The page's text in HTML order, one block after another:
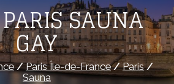
SAUNA
GAY
/Paris Île-de-France/Paris/
Sauna